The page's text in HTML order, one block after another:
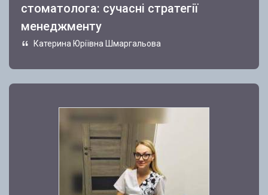
стоматолога: сучасні стратегії
менеджменту
Катерина Юріївна Шмаргальова